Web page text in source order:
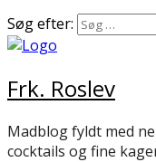
Søg efter:
Frk. Roslev
Madblog fyldt med
cocktails og fine